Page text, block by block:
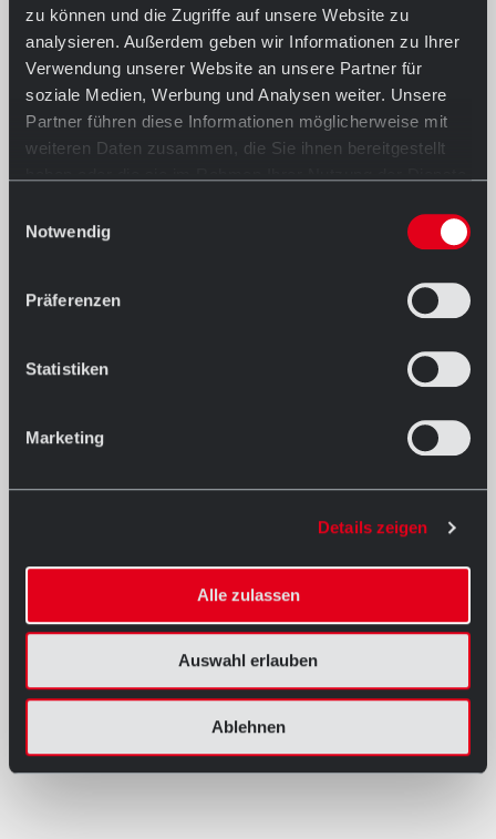
zu können und die Zugriffe auf unsere Website zu
analysieren. Außerdem geben wir Informationen zu Ihrer
Verwendung unserer Website an unsere Partner für
soziale Medien, Werbung und Analysen weiter. Unsere
Partner führen diese Informationen möglicherweise mit
weiteren Daten zusammen, die Sie ihnen bereitgestellt
Notwendig
Präferenzen
Statistiken
Marketing
Details zeigen
Alle zulassen
Auswahl erlauben
Ablehnen